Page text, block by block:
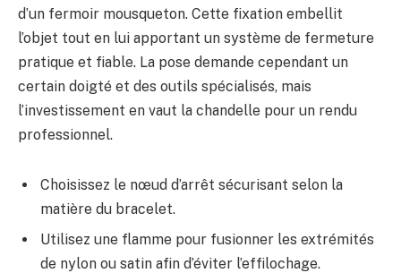
d’un fermoir mousqueton. Cette fixation embellit
l’objet tout en lui apportant un système de fermeture
pratique et fiable. La pose demande cependant un
certain doigté et des outils spécialisés, mais
l’investissement en vaut la chandelle pour un rendu
professionnel.
Choisissez le nœud d’arrêt sécurisant selon la
matière du bracelet.
Utilisez une flamme pour fusionner les extrémités
de nylon ou satin afin d’éviter l’effilochage.